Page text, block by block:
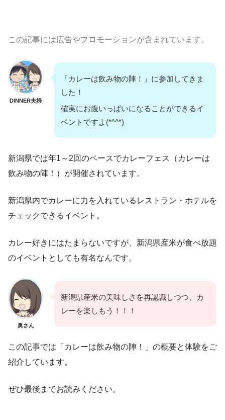
この記事には広告やプロモーションが含まれています。
DINNER夫婦
「カレーは飲み物の陣！」に参加してきま
した！
確実にお腹いっぱいになることができるイ
ベントですよ(*^^*)
新潟県では年1～2回のペースでカレーフェス（カレーは
飲み物の陣！）が開催されています。
新潟県内でカレーに力を入れているレストラン・ホテルを
チェックできるイベント。
カレー好きにはたまらないですが、新潟県産米が食べ放題
のイベントとしても有名なんです。
奥さん
新潟県産米の美味しさを再認識しつつ、カ
レーを楽しもう！！！
この記事では「カレーは飲み物の陣！」の概要と体験をご
紹介しています。
ぜひ最後までお読みください。